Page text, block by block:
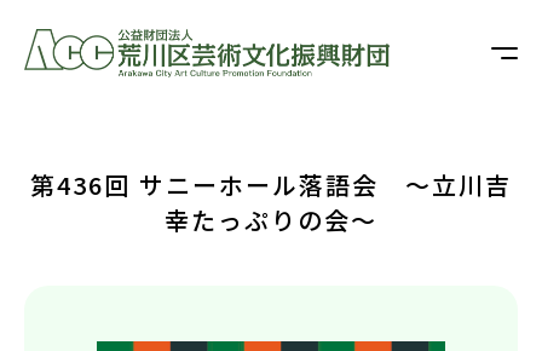
第436回 サニーホール落語会 ～立川吉
幸たっぷりの会～